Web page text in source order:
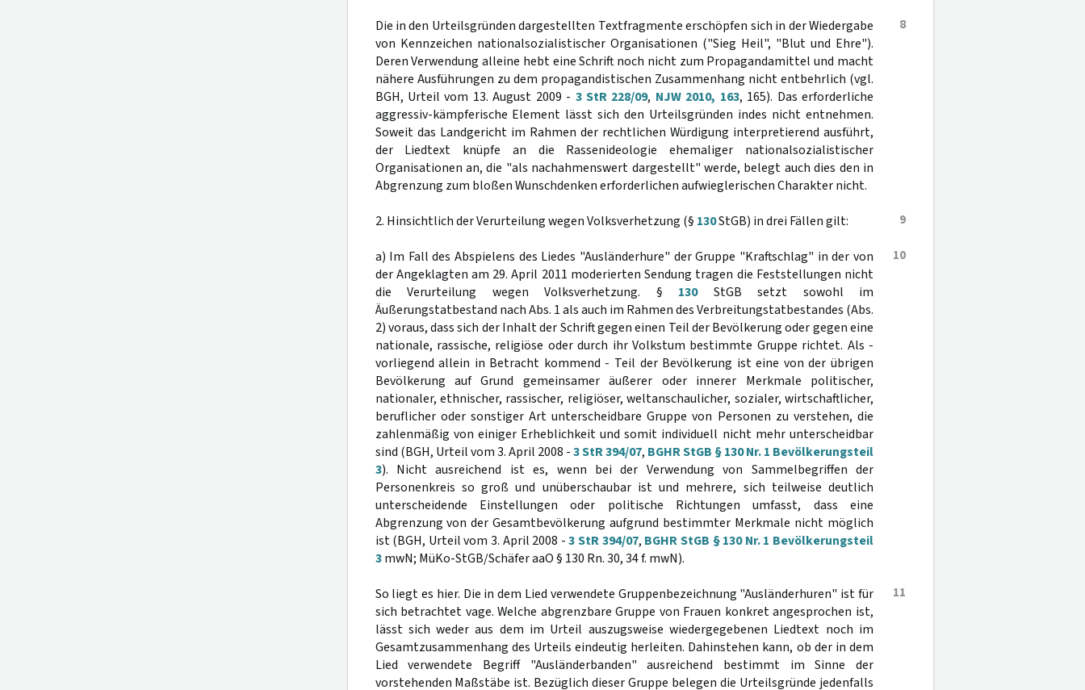
8
Die in den Urteilsgründen dargestellten Textfragmente erschöpfen sich in der Wiedergabe
von Kennzeichen nationalsozialistischer Organisationen ("Sieg Heil", "Blut und Ehre").
Deren Verwendung alleine hebt eine Schrift noch nicht zum Propagandamittel und macht
nähere Ausführungen zu dem propagandistischen Zusammenhang nicht entbehrlich (vgl.
BGH, Urteil vom 13. August 2009 - 3 StR 228/09, NJW 2010, 163, 165). Das erforderliche
aggressiv-kämpferische Element lässt sich den Urteilsgründen indes nicht entnehmen.
Soweit das Landgericht im Rahmen der rechtlichen Würdigung interpretierend ausführt,
der Liedtext knüpfe an die Rassenideologie ehemaliger nationalsozialistischer
Organisationen an, die "als nachahmenswert dargestellt" werde, belegt auch dies den in
Abgrenzung zum bloßen Wunschdenken erforderlichen aufwieglerischen Charakter nicht.
9
2. Hinsichtlich der Verurteilung wegen Volksverhetzung (§ 130StGB) in drei Fällen gilt:
10
a) Im Fall des Abspielens des Liedes "Ausländerhure" der Gruppe "Kraftschlag" in der von
der Angeklagten am 29. April 2011 moderierten Sendung tragen die Feststellungen nicht
die Verurteilung wegen Volksverhetzung. § 130StGB setzt sowohl im
Äußerungstatbestand nach Abs. 1 als auch im Rahmen des Verbreitungstatbestandes (Abs.
2) voraus, dass sich der Inhalt der Schrift gegen einen Teil der Bevölkerung oder gegen eine
nationale, rassische, religiöse oder durch ihr Volkstum bestimmte Gruppe richtet. Als -
vorliegend allein in Betracht kommend - Teil der Bevölkerung ist eine von der übrigen
Bevölkerung auf Grund gemeinsamer äußerer oder innerer Merkmale politischer,
nationaler, ethnischer, rassischer, religiöser, weltanschaulicher, sozialer, wirtschaftlicher,
beruflicher oder sonstiger Art unterscheidbare Gruppe von Personen zu verstehen, die
zahlenmäßig von einiger Erheblichkeit und somit individuell nicht mehr unterscheidbar
sind (BGH, Urteil vom 3. April 2008 -3 StR 394/07, BGHR StGB § 130 Nr. 1 Bevölkerungsteil
3). Nicht ausreichend ist es, wenn bei der Verwendung von Sammelbegriffen der
Personenkreis so groß und unüberschaubar ist und mehrere, sich teilweise deutlich
unterscheidende Einstellungen oder politische Richtungen umfasst, dass eine
Abgrenzung von der Gesamtbevölkerung aufgrund bestimmter Merkmale nicht möglich
ist (BGH, Urteil vom 3. April 2008 -3 StR 394/07, BGHR StGB § 130 Nr. 1 Bevölkerungsteil
3mwN; MüKo-StGB/Schäfer aaO § 130 Rn. 30, 34 f. mwN).
11
So liegt es hier. Die in dem Lied verwendete Gruppenbezeichnung "Ausländerhuren" ist für
sich betrachtet vage. Welche abgrenzbare Gruppe von Frauen konkret angesprochen ist,
lässt sich weder aus dem im Urteil auszugsweise wiedergegebenen Liedtext noch im
Gesamtzusammenhang des Urteils eindeutig herleiten. Dahinstehen kann, ob der in dem
Lied verwendete Begriff "Ausländerbanden" ausreichend bestimmt im Sinne der
vorstehenden Maßstäbe ist. Bezüglich dieser Gruppe belegen die Urteilsgründe jedenfalls